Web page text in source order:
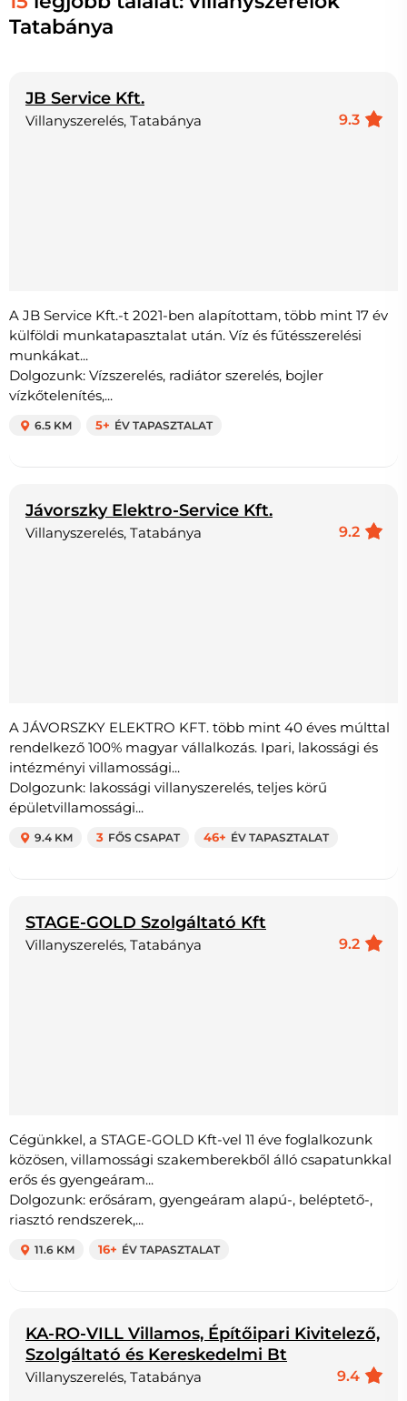
Tatabánya
JB Service Kft.
9.3
Villanyszerelés, Tatabánya
A JB Service Kft.-t 2021-ben alapítottam, több mint 17 év
külföldi munkatapasztalat után. Víz és fűtésszerelési
munkákat...
Dolgozunk: Vízszerelés, radiátor szerelés, bojler
vízkőtelenítés,...
6.5 KM 5+ ÉV TAPASZTALAT
Jávorszky Elektro-Service Kft.
9.2
Villanyszerelés, Tatabánya
A JÁVORSZKY ELEKTRO KFT. több mint 40 éves múlttal
rendelkező 100% magyar vállalkozás. Ipari, lakossági és
intézményi villamossági...
Dolgozunk: lakossági villanyszerelés, teljes körű
épületvillamossági...
9.4 KM 3 FŐS CSAPAT 46+ ÉV TAPASZTALAT
STAGE-GOLD Szolgáltató Kft
9.2
Villanyszerelés, Tatabánya
Cégünkkel, a STAGE-GOLD Kft-vel 11 éve foglalkozunk
közösen, villamossági szakemberekből álló csapatunkkal
erős és gyengeáram...
Dolgozunk: erősáram, gyengeáram alapú-, beléptető-,
riasztó rendszerek,...
11.6 KM 16+ ÉV TAPASZTALAT
KA-RO-VILL Villamos, Építőipari Kivitelező,
Szolgáltató és Kereskedelmi Bt
9.4
Villanyszerelés, Tatabánya